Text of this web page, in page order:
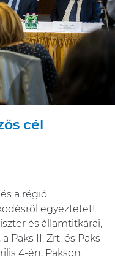
cél
a régió
egyeztetett
és államtitkárai,
Paks II. Zrt. és Paks
4-én, Pakson.